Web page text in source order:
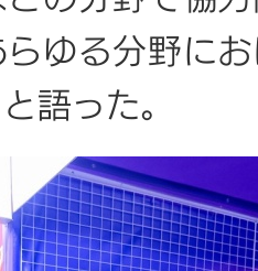
らゆる分野に
語った。